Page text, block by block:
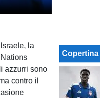
la
azzurri sono
contro il
Copertina